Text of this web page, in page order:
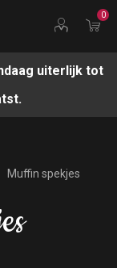
0
uiterlijk tot
Muffin spekjes